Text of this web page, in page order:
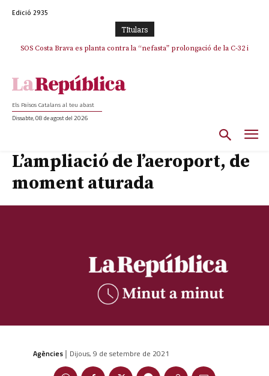
Edició 2935
TItulars
SOS Costa Brava es planta contra la “nefasta” prolongació de la C-32 i
Els Països Catalans al teu abast
Dissabte, 08 de agost del 2026
L’ampliació de l’aeroport, de
moment aturada
Agències | Dijous, 9 de setembre de 2021